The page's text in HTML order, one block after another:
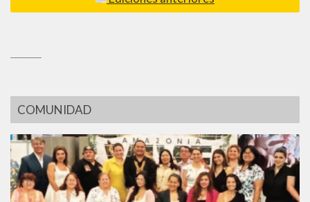
COMUNIDAD